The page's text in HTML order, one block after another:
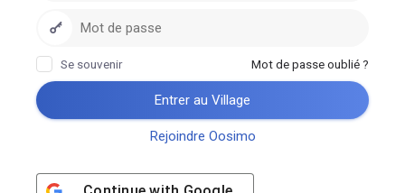
Se souvenir Mot de passe oublié ?
Entrer au Village
Rejoindre Oosimo